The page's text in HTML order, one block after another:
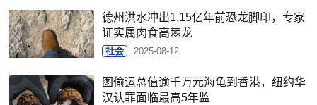
德州洪水冲出1.15亿年前恐龙脚印，专家
证实属肉食高棘龙
社会 2025-08-12
图偷运总值逾千万元海龟到香港，纽约华
汉认罪面临最高5年监